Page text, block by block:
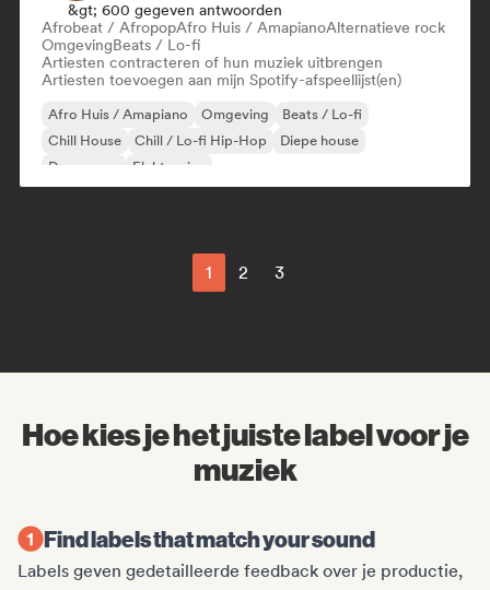
&gt; 600 gegeven antwoorden
Afrobeat / AfropopAfro Huis / AmapianoAlternatieve rock
OmgevingBeats / Lo-fi
Artiesten contracteren of hun muziek uitbrengen
Artiesten toevoegen aan mijn Spotify-afspeellijst(en)
Afro Huis / Amapiano Omgeving
Beats / Lo-fi
Chill House
Chill / Lo-fi Hip-Hop
Diepe house
Droompop
Elektronica
1 2 3
Hoe kies je het juiste label voor je
muziek
Find labels that match your sound
Labels geven gedetailleerde feedback over je productie,